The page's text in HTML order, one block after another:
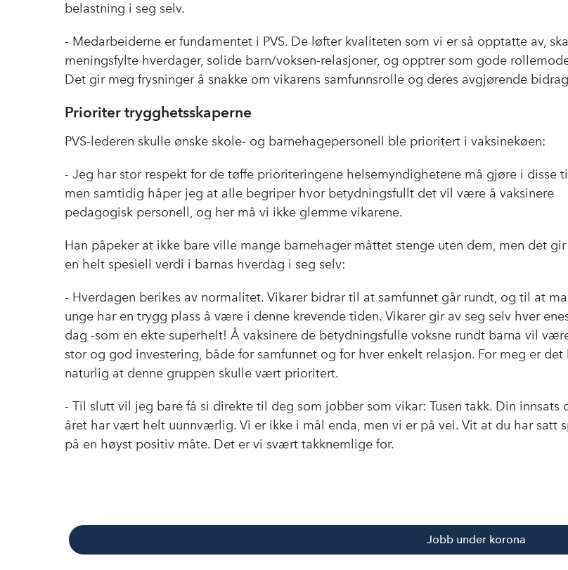
belastning i seg selv.
- Medarbeiderne er fundamentet i PVS. De løfter kvaliteten som vi er så opptatte av,
meningsfylte hverdager, solide barn/voksen-relasjoner, og opptrer som gode
Det gir meg frysninger å snakke om vikarens samfunnsrolle og deres avgjørende
Prioriter trygghetsskaperne
PVS-lederen skulle ønske skole- og barnehagepersonell ble prioritert i vaksinekøen:
- Jeg har stor respekt for de tøffe prioriteringene helsemyndighetene må gjøre i disse
men samtidig håper jeg at alle begriper hvor betydningsfullt det vil være å vaksinere
pedagogisk personell, og her må vi ikke glemme vikarene.
Han påpeker at ikke bare ville mange barnehager måttet stenge uten dem, men det
en helt spesiell verdi i barnas hverdag i seg selv:
- Hverdagen berikes av normalitet. Vikarer bidrar til at samfunnet går rundt, og til at
unge har en trygg plass å være i denne krevende tiden. Vikarer gir av seg selv hver
dag -som en ekte superhelt! Å vaksinere de betydningsfulle voksne rundt barna vil
stor og god investering, både for samfunnet og for hver enkelt relasjon. For meg er det
naturlig at denne gruppen skulle vært prioritert.
- Til slutt vil jeg bare få si direkte til deg som jobber som vikar: Tusen takk. Din innsats
året har vært helt uunnværlig. Vi er ikke i mål enda, men vi er på vei. Vit at du har satt
på en høyst positiv måte. Det er vi svært takknemlige for.
Jobb under korona